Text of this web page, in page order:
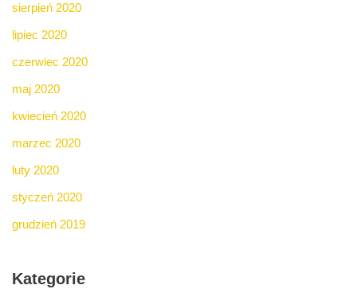
sierpień 2020
lipiec 2020
czerwiec 2020
maj 2020
kwiecień 2020
marzec 2020
luty 2020
styczeń 2020
grudzień 2019
Kategorie